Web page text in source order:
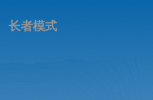
长者模式